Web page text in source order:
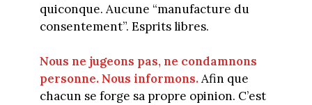
quiconque. Aucune “manufacture du
consentement”. Esprits libres.
Nous ne jugeons pas, ne condamnons
personne. Nous informons.Afin que
chacun se forge sa propre opinion. C’est